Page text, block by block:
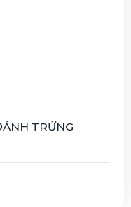
TRỨNG